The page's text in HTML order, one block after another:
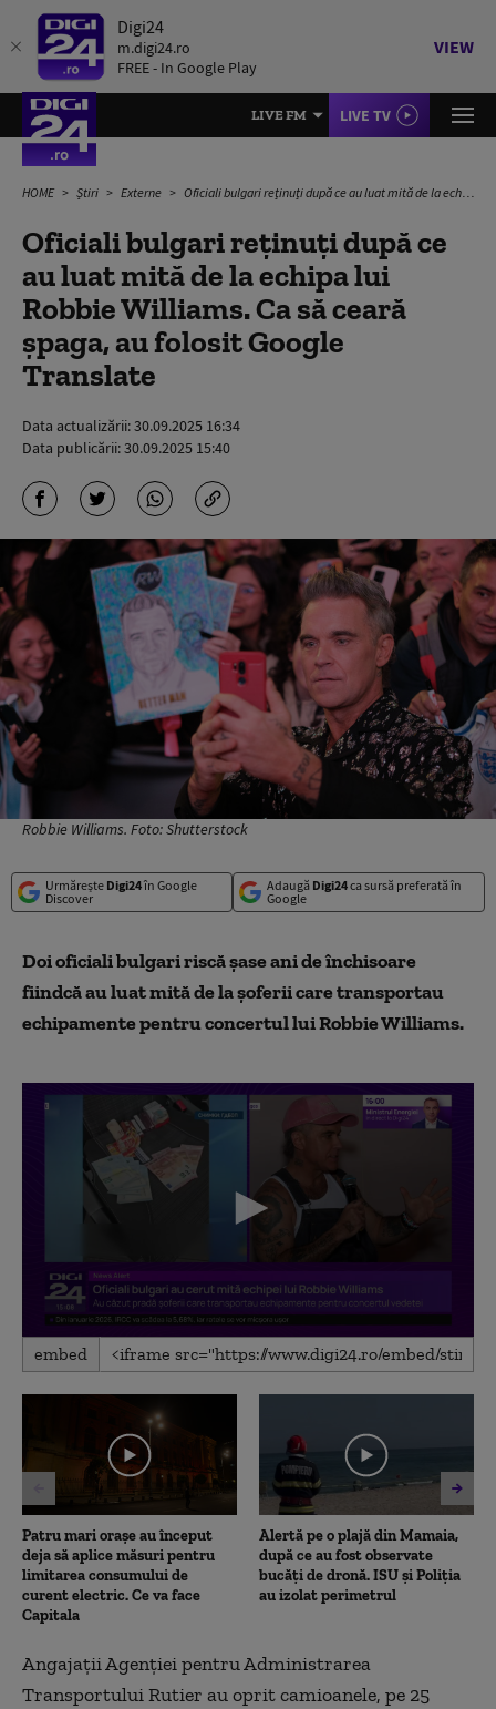
Digi24
m.digi24.ro
FREE - In Google Play
VIEW
LIVE FM LIVE TV
HOME Știri Externe Oficiali bulgari reținuți după ce au luat mită de la echipa lui Robbie Williams. Ca să ceară șpaga, au folosit Google Translate
Oficiali bulgari reținuți după ce
au luat mită de la echipa lui
Robbie Williams. Ca să ceară
șpaga, au folosit Google
Translate
Data actualizării:30.09.2025 16:34
Data publicării:30.09.2025 15:40
Robbie Williams. Foto: Shutterstock
Urmărește Digi24în Google
Discover
Adaugă Digi24ca sursă preferată în
Google
Doi oficiali bulgari riscă șase ani de închisoare
fiindcă au luat mită de la șoferii care transportau
echipamente pentru concertul lui Robbie Williams.
0
seconds
1
seconds
embed
Patru mari orașe au început
deja să aplice măsuri pentru
limitarea consumului de
curent electric. Ce va face
Capitala
Alertă pe o plajă din Mamaia,
după ce au fost observate
bucăți de dronă. ISU și Poliția
au izolat perimetrul
Angajații Agenției pentru Administrarea
Transportului Rutier au oprit camioanele, pe 25